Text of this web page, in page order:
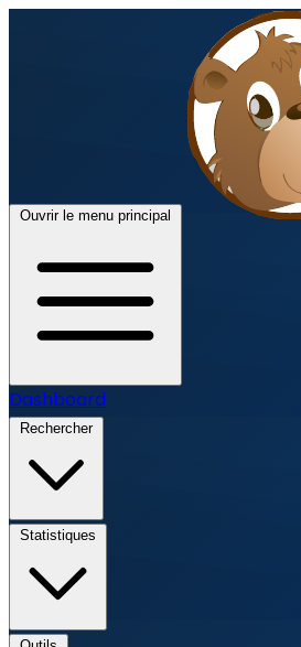
Ouvrir le menu principal
Dashboard
Rechercher
Statistiques